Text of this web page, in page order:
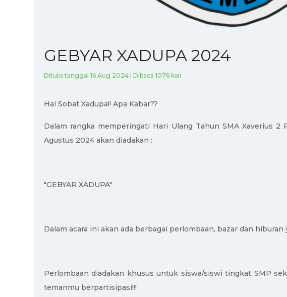
GEBYAR XADUPA 2024
Ditulis tanggal 16 Aug 2024 | Dibaca 1076 kali
Hai Sobat Xadupa!! Apa Kabar??
Dalam rangka memperingati Hari Ulang Tahun SMA Xaverius 2
Agustus 2024 akan diadakan :
"GEBYAR XADUPA"
Dalam acara ini akan ada berbagai perlombaan, bazar dan
Perlombaan diadakan khusus untuk siswa/siswi tingkat SMP
temanmu berpartisipasi!!!